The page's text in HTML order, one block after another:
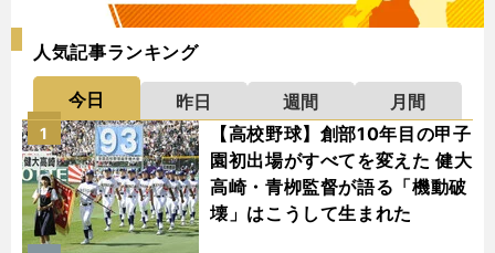
人気記事ランキング
今日 昨日 週間
月間
【高校野球】創部10年目の甲子
園初出場がすべてを変えた 健大
高崎・青栁監督が語る「機動破
壊」はこうして生まれた
1